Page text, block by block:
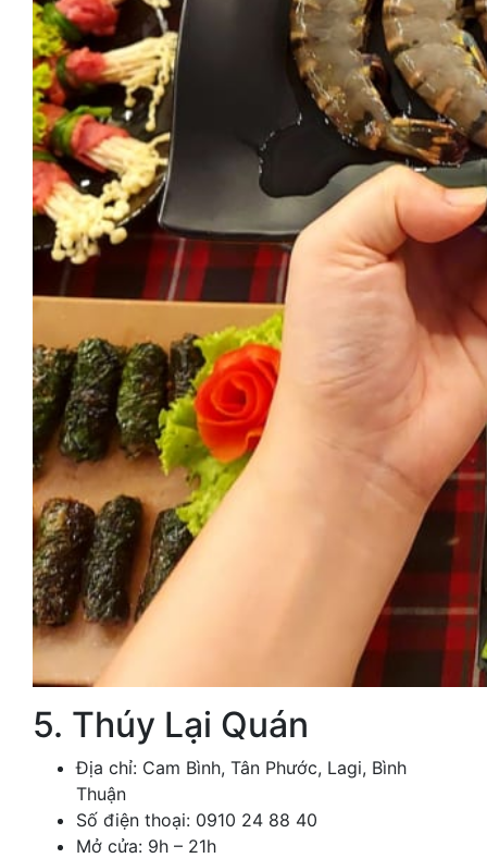
5. Thúy Lại Quán
Địa chỉ: Cam Bình, Tân Phước, Lagi, Bình
Thuận
Số điện thoại: 0910 24 88 40
Mở cửa: 9h – 21h